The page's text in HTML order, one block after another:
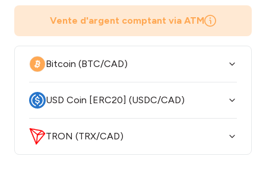
Vente d'argent comptant via ATM
Bitcoin (BTC/CAD)
USD Coin [ERC20] (USDC/CAD)
TRON (TRX/CAD)